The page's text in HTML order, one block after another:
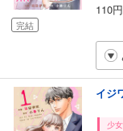
完結
110
イジ
少